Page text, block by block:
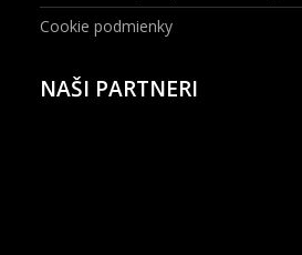
Cookie podmienky
NAŠI PARTNERI